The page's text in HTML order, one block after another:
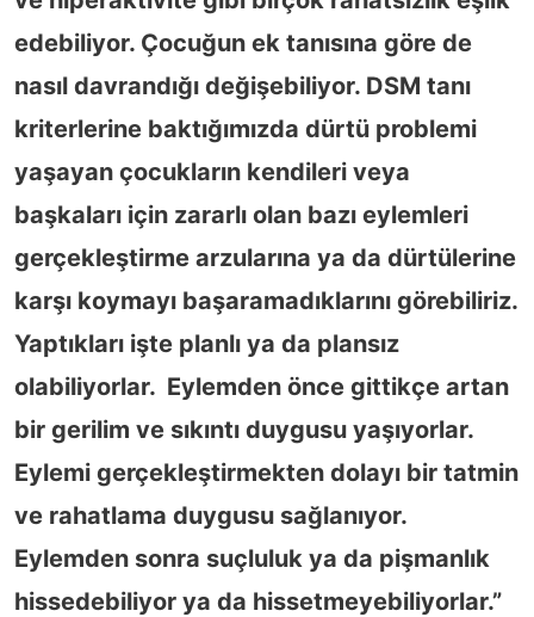
edebiliyor. Çocuğun ek tanısına göre de
nasıl davrandığı değişebiliyor. DSM tanı
kriterlerine baktığımızda dürtü problemi
yaşayan çocukların kendileri veya
başkaları için zararlı olan bazı eylemleri
gerçekleştirme arzularına ya da dürtülerine
karşı koymayı başaramadıklarını görebiliriz.
Yaptıkları işte planlı ya da plansız
olabiliyorlar. Eylemden önce gittikçe artan
bir gerilim ve sıkıntı duygusu yaşıyorlar.
Eylemi gerçekleştirmekten dolayı bir tatmin
ve rahatlama duygusu sağlanıyor.
Eylemden sonra suçluluk ya da pişmanlık
hissedebiliyor ya da hissetmeyebiliyorlar.”